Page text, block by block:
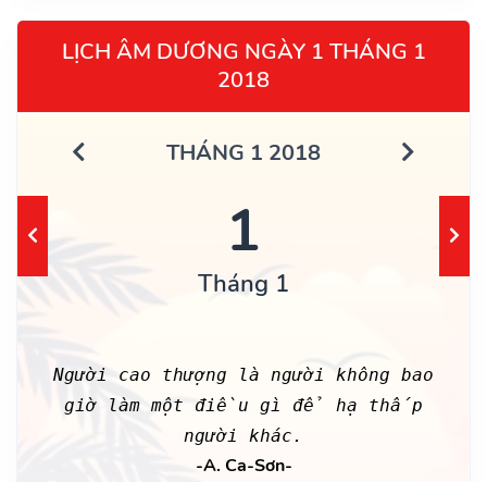
LỊCH ÂM DƯƠNG NGÀY 1 THÁNG 1
2018
THÁNG 1 2018
1
Tháng 1
Người cao thượng là người không bao
giờ làm một điều gì để hạ thấp
người khác.
-A. Ca-Sơn-